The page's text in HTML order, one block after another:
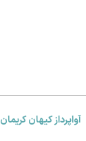
آواپرداز کیهان کریمان